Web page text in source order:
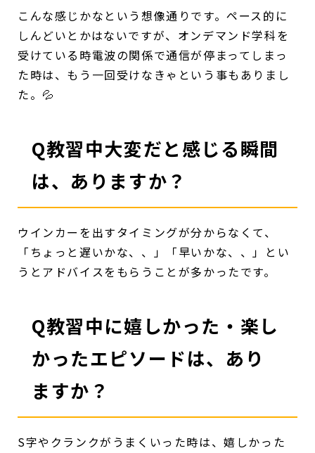
こんな感じかなという想像通りです。ペース的に
しんどいとかはないですが、オンデマンド学科を
受けている時電波の関係で通信が停まってしまっ
た時は、もう一回受けなきゃという事もありまし
た。💦
Q教習中大変だと感じる瞬間
は、ありますか？
ウインカーを出すタイミングが分からなくて、
「ちょっと遅いかな、、」「早いかな、、」とい
うとアドバイスをもらうことが多かったです。
Q教習中に嬉しかった・楽し
かったエピソードは、あり
ますか？
S字やクランクがうまくいった時は、嬉しかった